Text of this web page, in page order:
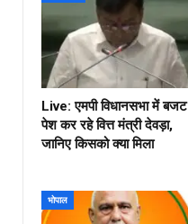
Live: एमपी विधानसभा में बजट
पेश कर रहे वित्त मंत्री देवड़ा,
जानिए किसको क्या मिला
भोपाल